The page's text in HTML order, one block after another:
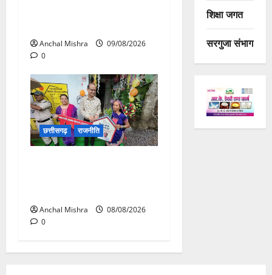
Anchal Mishra
09/08/2026
0
छत्तीसगढ़ राजनीति
Anchal Mishra
08/08/2026
0
शिक्षा जगत
सरगुजा संभाग